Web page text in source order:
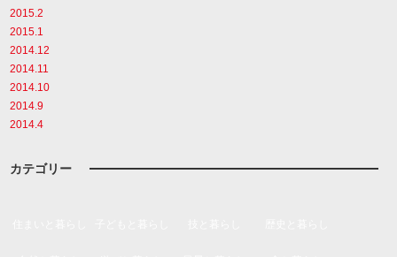
2015.2
2015.1
2014.12
2014.11
2014.10
2014.9
2014.4
カテゴリー